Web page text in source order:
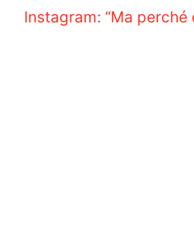
Instagram: “Ma perché